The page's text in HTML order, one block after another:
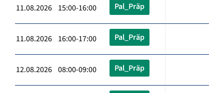
11.08.2026 15:00-16:00 Pal_Präp
11.08.2026 16:00-17:00 Pal_Präp
12.08.2026 08:00-09:00 Pal_Präp